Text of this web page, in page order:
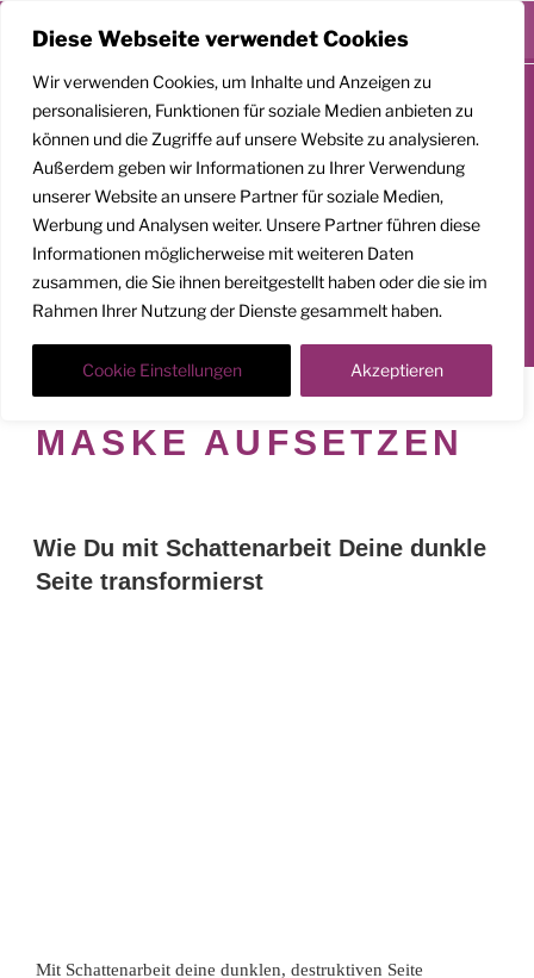
Diese Webseite verwendet Cookies
Wir verwenden Cookies, um Inhalte und Anzeigen zu
personalisieren, Funktionen für soziale Medien anbieten zu
können und die Zugriffe auf unsere Website zu analysieren.
Außerdem geben wir Informationen zu Ihrer Verwendung
unserer Website an unsere Partner für soziale Medien,
Werbung und Analysen weiter. Unsere Partner führen diese
Informationen möglicherweise mit weiteren Daten
zusammen, die Sie ihnen bereitgestellt haben oder die sie im
Rahmen Ihrer Nutzung der Dienste gesammelt haben.
Cookie Einstellungen Akzeptieren
Zum
springen
GEMEINSAM
AUFSTEIGEN
Klarheit. Präsenz. Befreiung.
Transformationscoach | Architekt der Befreiung
Menü
SCHLAGWORT:
MASKE AUFSETZEN
Wie Du mit Schattenarbeit Deine dunkle
Seite transformierst
Mit Schattenarbeit deine dunklen, destruktiven Seite